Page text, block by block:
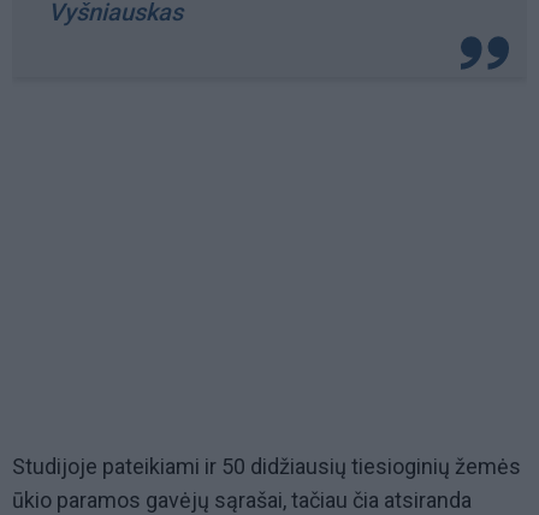
Vyšniauskas
Studijoje pateikiami ir 50 didžiausių tiesioginių žemės
ūkio paramos gavėjų sąrašai, tačiau čia atsiranda